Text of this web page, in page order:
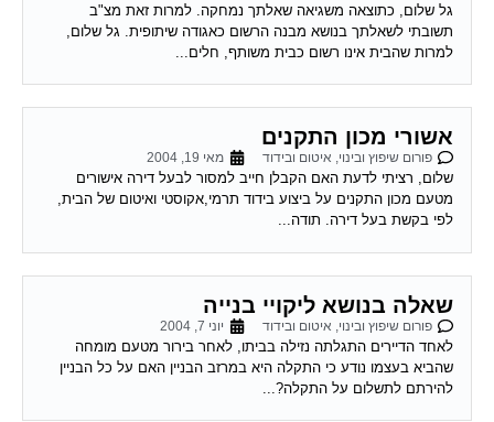
גל שלום, כתוצאה משגיאה שאלתך נמחקה. למרות זאת מצ"ב
תשובתי לשאלתך בנושא מבנה הרשום כאגודה שיתופית. גל שלום,
למרות שהבית אינו רשום כבית משותף, חלים...
אשורי מכון התקנים
פורום שיפוץ ובינוי, איטום ובידוד מאי 19, 2004
שלום, רציתי לדעת האם הקבלן חייב למסור לבעל דירה אישורים
מטעם מכון התקנים על ביצוע בידוד תרמי,אקוסטי ואיטום של הבית,
לפי בקשת בעל דירה. תודה...
שאלה בנושא ליקויי בנייה
פורום שיפוץ ובינוי, איטום ובידוד יוני 7, 2004
לאחד הדיירים התגלתה נזילה בביתו, לאחר בירור מטעם מומחה
שהביא בעצמו נודע כי התקלה היא במרזב הבניין האם על כל הבניין
להירתם לתשלום על התקלה?...